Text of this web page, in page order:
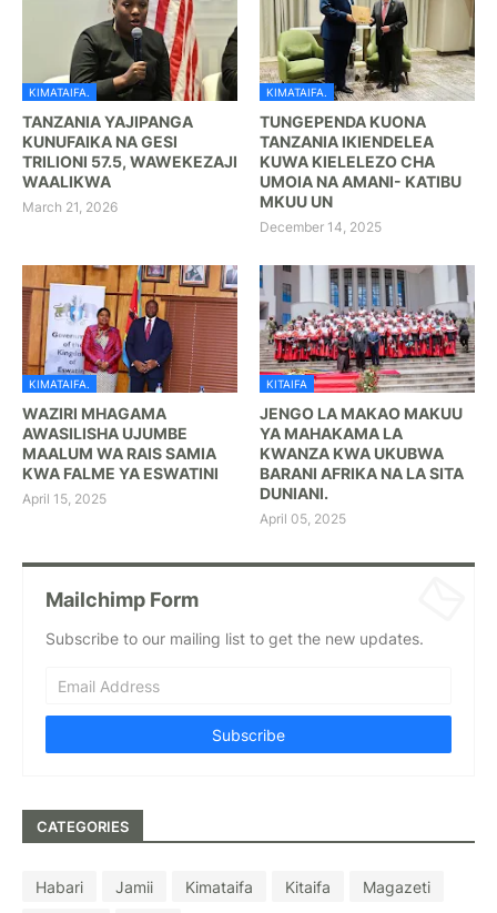
KIMATAIFA.
TANZANIA YAJIPANGA
KUNUFAIKA NA GESI
TRILIONI 57.5, WAWEKEZAJI
WAALIKWA
March 21, 2026
KIMATAIFA.
TUNGEPENDA KUONA
TANZANIA IKIENDELEA
KUWA KIELELEZO CHA
UMOIA NA AMANI- KATIBU
MKUU UN
December 14, 2025
KIMATAIFA.
WAZIRI MHAGAMA
AWASILISHA UJUMBE
MAALUM WA RAIS SAMIA
KWA FALME YA ESWATINI
April 15, 2025
KITAIFA
JENGO LA MAKAO MAKUU
YA MAHAKAMA LA
KWANZA KWA UKUBWA
BARANI AFRIKA NA LA SITA
DUNIANI.
April 05, 2025
Mailchimp Form
Subscribe to our mailing list to get the new updates.
CATEGORIES
Habari Jamii Kimataifa Kitaifa
Magazeti